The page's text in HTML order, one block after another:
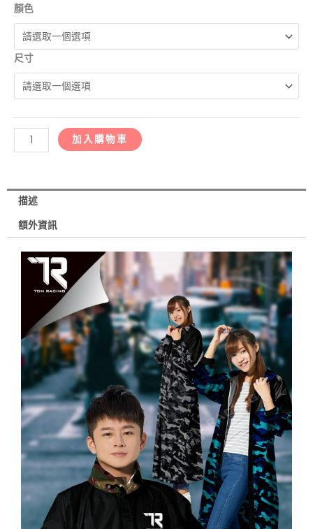
顏色
尺寸
EK4289-
迷
偽
裝
前
雨
加入購物車
描述
額外資訊